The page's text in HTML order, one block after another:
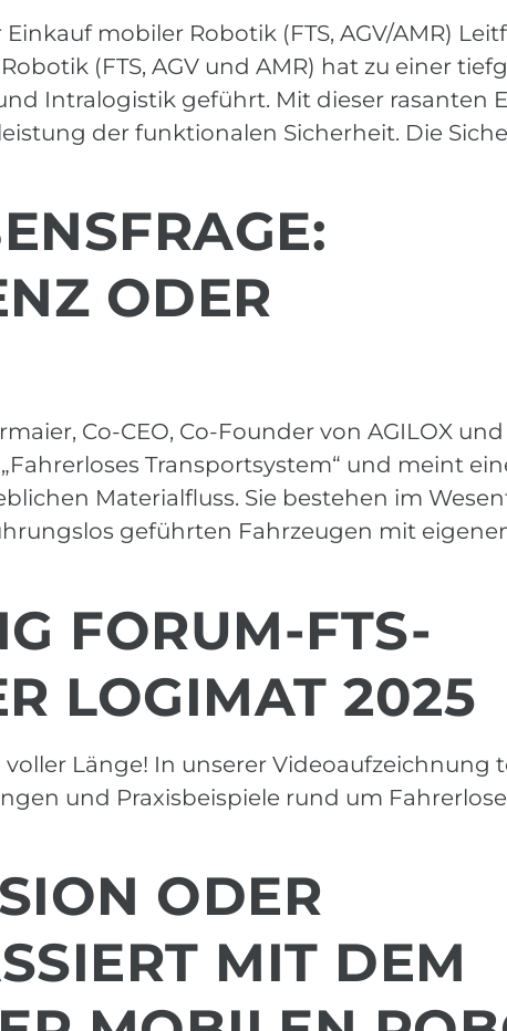
mobiler Robotik (FTS, AGV/AMR)
(FTS, AGV und AMR) hat zu einer
Intralogistik geführt. Mit dieser rasanten
der funktionalen Sicher­heit. Die
ODER
Co-CEO, Co-Founder von AGILOX
Transportsystem“ und meint
Materialfluss. Sie bestehen im
geführten Fahrzeugen mit
FORUM-FTS-
LOGIMAT 2025
Länge! In unserer Videoaufzeichnung
und Praxisbeispiele rund um Fahrerlose
ODER
MIT DEM